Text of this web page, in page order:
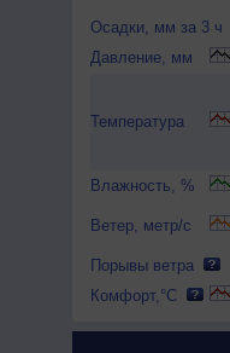
Осадки, мм за 3 ч
Давление, мм
Температура
Влажность, %
Ветер, метр/с
Порывы ветра
Комфорт,°C